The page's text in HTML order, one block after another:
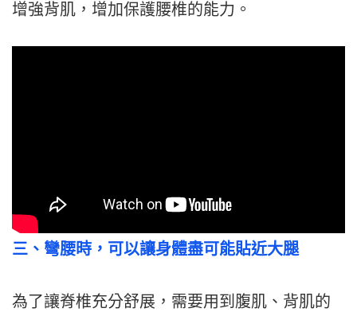
增強背肌，增加保護腰椎的能力。
三、彎腰時，可以讓身體盡可能貼近大腿
為了讓脊椎充分舒展，需要用到腹肌、背肌的